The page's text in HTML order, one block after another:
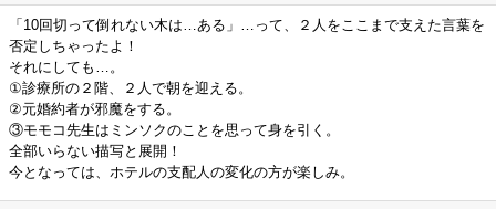
「10回切って倒れない木は…ある」…って、２人をここまで支えた言葉を
否定しちゃったよ！
それにしても…。
①診療所の２階、２人で朝を迎える。
②元婚約者が邪魔をする。
③モモコ先生はミンソクのことを思って身を引く。
全部いらない描写と展開！
今となっては、ホテルの支配人の変化の方が楽しみ。